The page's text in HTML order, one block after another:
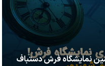
نمایشگاه فرش دستباف